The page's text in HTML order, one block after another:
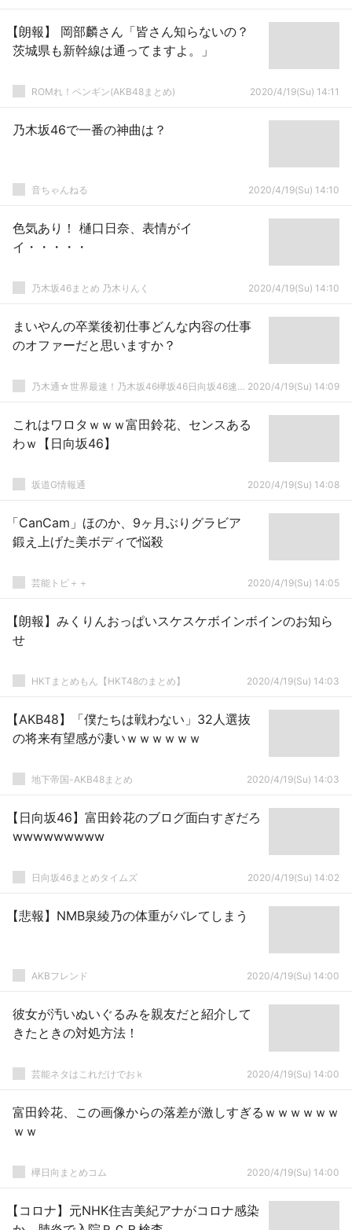
【朗報】 岡部麟さん「皆さん知らないの？
茨城県も新幹線は通ってますよ。」
ROMれ！ペンギン(AKB48まとめ) 2020/4/19(Su) 14:11
乃木坂46で一番の神曲は？
音ちゃんねる 2020/4/19(Su) 14:10
色気あり！ 樋口日奈、表情がイ
イ・・・・・
乃木坂46まとめ 乃木りんく 2020/4/19(Su) 14:10
まいやんの卒業後初仕事どんな内容の仕事
のオファーだと思いますか？
乃木通☆世界最速！乃木坂46欅坂46日向坂46速報まとめ 2020/4/19(Su) 14:09
これはワロタｗｗｗ富田鈴花、センスある
わｗ【日向坂46】
坂道G情報通 2020/4/19(Su) 14:08
「CanCam」ほのか、9ヶ月ぶりグラビア
鍛え上げた美ボディで悩殺
芸能トピ＋＋ 2020/4/19(Su) 14:05
【朗報】みくりんおっぱいスケスケボインボインのお知ら
せ
HKTまとめもん【HKT48のまとめ】 2020/4/19(Su) 14:03
【AKB48】「僕たちは戦わない」32人選抜
の将来有望感が凄いｗｗｗｗｗｗ
地下帝国-AKB48まとめ 2020/4/19(Su) 14:03
【日向坂46】富田鈴花のブログ面白すぎだろ
wwwwwwwww
日向坂46まとめタイムズ 2020/4/19(Su) 14:02
【悲報】NMB泉綾乃の体重がバレてしまう
AKBフレンド 2020/4/19(Su) 14:00
彼女が汚いぬいぐるみを親友だと紹介して
きたときの対処方法！
芸能ネタはこれだけでおｋ 2020/4/19(Su) 14:00
富田鈴花、この画像からの落差が激しすぎるｗｗｗｗｗｗ
ｗｗ
欅日向まとめコム 2020/4/19(Su) 14:00
【コロナ】元NHK住吉美紀アナがコロナ感染